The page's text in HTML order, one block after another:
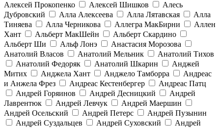
Алексей Прокопенко
Алексей Шишков
Алесь
Дубровский
Алла Алексеева Алла Лятавская
Алла
Тиняева
Алла Черникова Аллегра МакБирни
Аллен
Хант
Альберт МакШейн
Альберт Скардино
Альберт Ши
Альф Лонэ
Анастасия Морозова
Анатолий Власов
Анатолий Мельник
Анатолий Тихов
Анатолий Федоряк
Анатолий Шкарин
Анджей
Митих
Анджела Хант Анджело Тамборра
Андреас
и Анжела Фрез
Андреас Кестенбергер
Андреас Патц
Андрей Горяинов
Андрей Десницкий
Андрей
Лаврентюк
Андрей Левчук
Андрей Маершин
Андрей Осельский
Андрей Петерс
Андрей Пузынин
Андрей Суздальцев
Андрей Суховский
Андрей